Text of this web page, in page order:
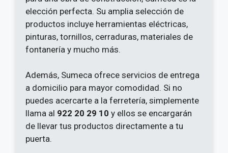
elección perfecta. Su amplia selección de
productos incluye herramientas eléctricas,
pinturas, tornillos, cerraduras, materiales de
fontanería y mucho más.
Además, Sumeca ofrece servicios de entrega
a domicilio para mayor comodidad. Si no
puedes acercarte a la ferretería, simplemente
llama al 922 20 29 10 y ellos se encargarán
de llevar tus productos directamente a tu
puerta.